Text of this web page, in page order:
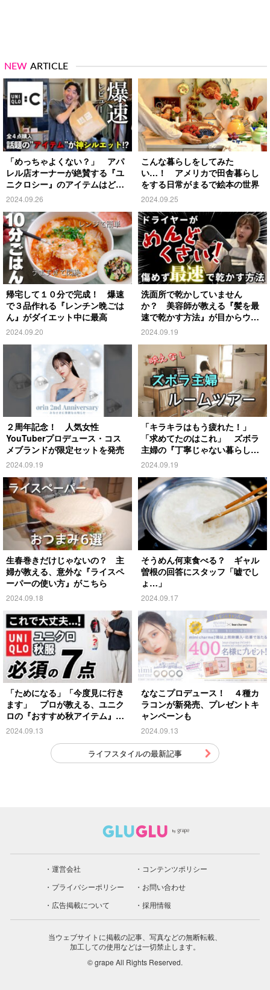
NEW ARTICLE
「めっちゃよくない？」 アパ
レル店オーナーが絶賛する『ユ
ニクロシー』のアイテムはど
れ？
2024.09.26
こんな暮らしをしてみた
い…！ アメリカで田舎暮らし
をする日常がまるで絵本の世界
2024.09.25
帰宅して１０分で完成！ 爆速
で３品作れる『レンチン晩ごは
ん』がダイエット中に最高
2024.09.20
洗面所で乾かしていません
か？ 美容師が教える『髪を最
速で乾かす方法』が目からウロ
コ
2024.09.19
２周年記念！ 人気女性
YouTuberプロデュース・コス
メブランドが限定セットを発売
2024.09.19
「キラキラはもう疲れた！」
「求めてたのはこれ」 ズボラ
主婦の『丁寧じゃない暮らし』
がこちら
2024.09.19
生春巻きだけじゃないの？ 主
婦が教える、意外な『ライスペ
ーパーの使い方』がこちら
2024.09.18
そうめん何束食べる？ ギャル
曽根の回答にスタッフ「嘘でし
ょ…」
2024.09.17
「ためになる」「今度見に行き
ます」 プロが教える、ユニク
ロの『おすすめ秋アイテム』が
こちら
2024.09.13
ななこプロデュース！ ４種カ
ラコンが新発売、プレゼントキ
ャンペーンも
2024.09.13
ライフスタイルの最新記事
運営会社
コンテンツポリシー
プライバシーポリシー
お問い合わせ
広告掲載について
採用情報
当ウェブサイトに掲載の記事、写真などの無断転載、
加工しての使用などは一切禁止します。
© grape All Rights Reserved.